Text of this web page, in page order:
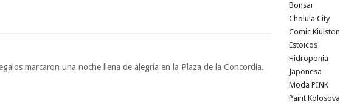
marcaron una noche llena de alegría en la Plaza de la Concordia.
Bonsai
Cholula City
Comic Kiulston
Estoicos
Hidroponia
Japonesa
Moda PINK
Paint Kolosova